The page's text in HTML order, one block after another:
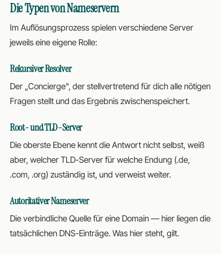
Die Typen von Nameservern
Im Auflösungsprozess spielen verschiedene Server
jeweils eine eigene Rolle:
Rekursiver Resolver
Der „Concierge", der stellvertretend für dich alle nötigen
Fragen stellt und das Ergebnis zwischenspeichert.
Root- und TLD-Server
Die oberste Ebene kennt die Antwort nicht selbst, weiß
aber, welcher TLD-Server für welche Endung (.de,
.com, .org) zuständig ist, und verweist weiter.
Autoritativer Nameserver
Die verbindliche Quelle für eine Domain — hier liegen die
tatsächlichen DNS-Einträge. Was hier steht, gilt.